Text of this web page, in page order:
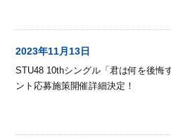
2023年11月13日
STU48 10thシングル「君は何を後悔
ント応募施策開催詳細決定！